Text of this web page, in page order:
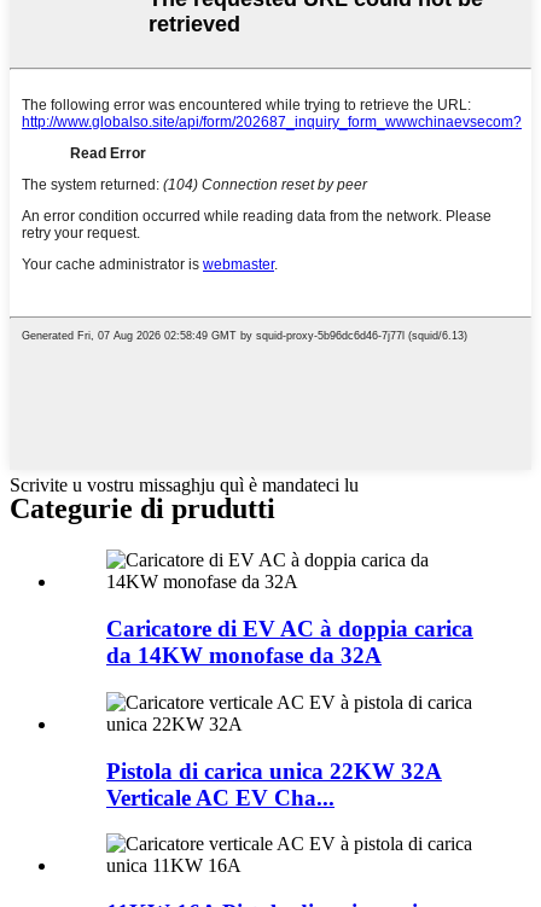
Scrivite u vostru missaghju quì è mandateci lu
Categurie di prudutti
Caricatore di EV AC à doppia carica
da 14KW monofase da 32A
Pistola di carica unica 22KW 32A
Verticale AC EV Cha...